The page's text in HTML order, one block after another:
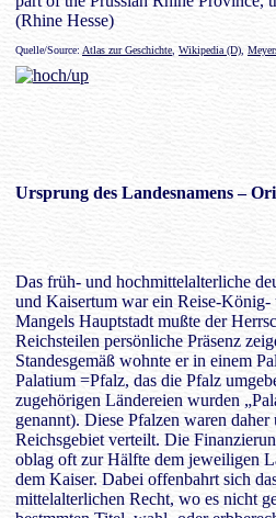
(Rhine Hesse)
Quelle/Source: Atlas zur Geschichte Wikipedia (D)
Ursprung des Landesnamens–
Das früh- und hochmittelalterliche
und Kaisertum war ein Reise-König-
Mangels Hauptstadt mußte der
Reichsteilen persönliche Präsenz
Standesgemäß wohnte er in einem
Palatium =Pfalz, das die Pfalz
zugehörigen Ländereien wurden
genannt). Diese Pfalzen waren daher
Reichsgebiet verteilt. Die
oblag oft zur Hälfte dem jeweiligen
dem Kaiser. Dabei offenbahrt sich
mittelalterlichen Recht, wo es nicht